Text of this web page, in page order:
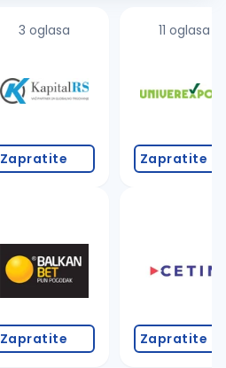
3 oglasa
Zapratite
Zapratite
11 oglasa
Zapratite
Zapratite